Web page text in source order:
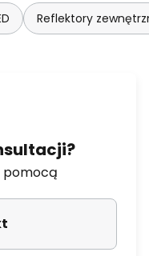
Reflektory
pomocą